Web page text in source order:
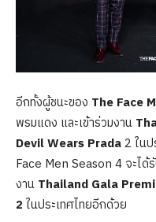
อีกทั้งผู้ชนะของ The Face
พรมแดง และเข้าร่วมงาน
Devil Wears Prada 2 ใน
Face Men Season 4 จะได้
งาน Thailand Gala
2 ในประเทศไทยอีกด้วย